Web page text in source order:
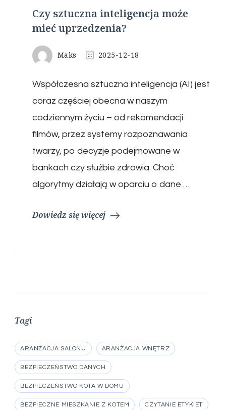
Czy sztuczna inteligencja może
mieć uprzedzenia?
Maks 2025-12-18
Współczesna sztuczna inteligencja (AI) jest
coraz częściej obecna w naszym
codziennym życiu – od rekomendacji
filmów, przez systemy rozpoznawania
twarzy, po decyzje podejmowane w
bankach czy służbie zdrowia. Choć
algorytmy działają w oparciu o dane …
Dowiedz się więcej
Tagi
ARANŻACJA SALONU ARANŻACJA WNĘTRZ
BEZPIECZEŃSTWO DANYCH
BEZPIECZEŃSTWO KOTA W DOMU
BEZPIECZNE MIESZKANIE Z KOTEM CZYTANIE ETYKIET